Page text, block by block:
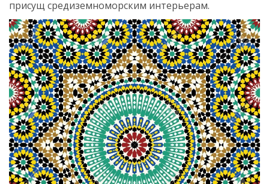
присущ средиземноморским интерьерам.